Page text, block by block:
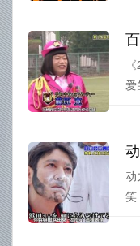
爱
动
笑